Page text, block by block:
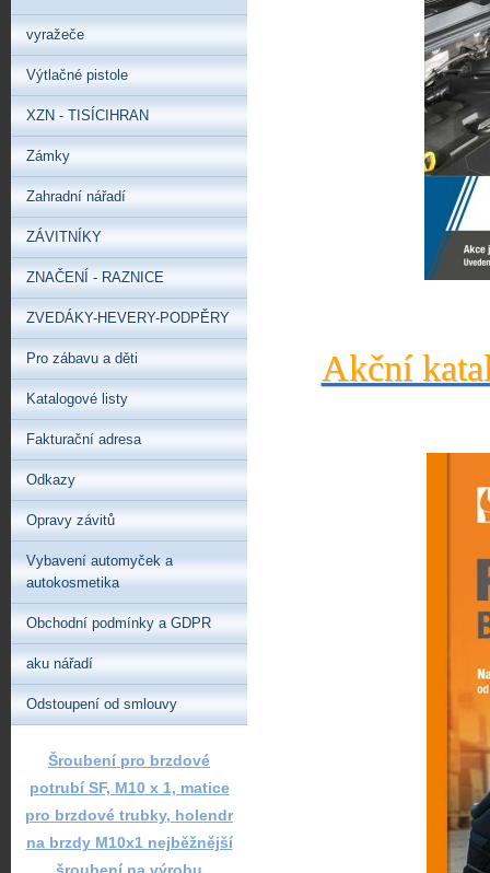
Akční
vyražeče
Výtlačné pistole
XZN - TISÍCIHRAN
Zámky
Zahradní nářadí
ZÁVITNÍKY
ZNAČENÍ - RAZNICE
ZVEDÁKY-HEVERY-PODPĚRY
Pro zábavu a děti
Katalogové listy
Fakturační adresa
Odkazy
Opravy závitů
Vybavení automyček a
autokosmetika
Obchodní podmínky a GDPR
aku nářadí
Odstoupení od smlouvy
Šroubení pro brzdové
potrubí SF, M10 x 1, matice
pro brzdové trubky, holendr
na brzdy M10x1 nejběžnější